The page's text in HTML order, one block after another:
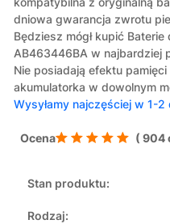
dniowa gwarancja zwrotu
Będziesz mógł kupić
AB463446BA w najbardziej
Nie posiadają efektu
akumulatorka w dowolnym
Wysyłamy najczęściej w 1-
Ocena ( 904
Stan produktu:
Rodzaj: